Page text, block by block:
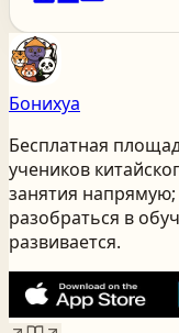
Бонихуа
Бесплатная
учеников
занятия
разобраться в
развивается.